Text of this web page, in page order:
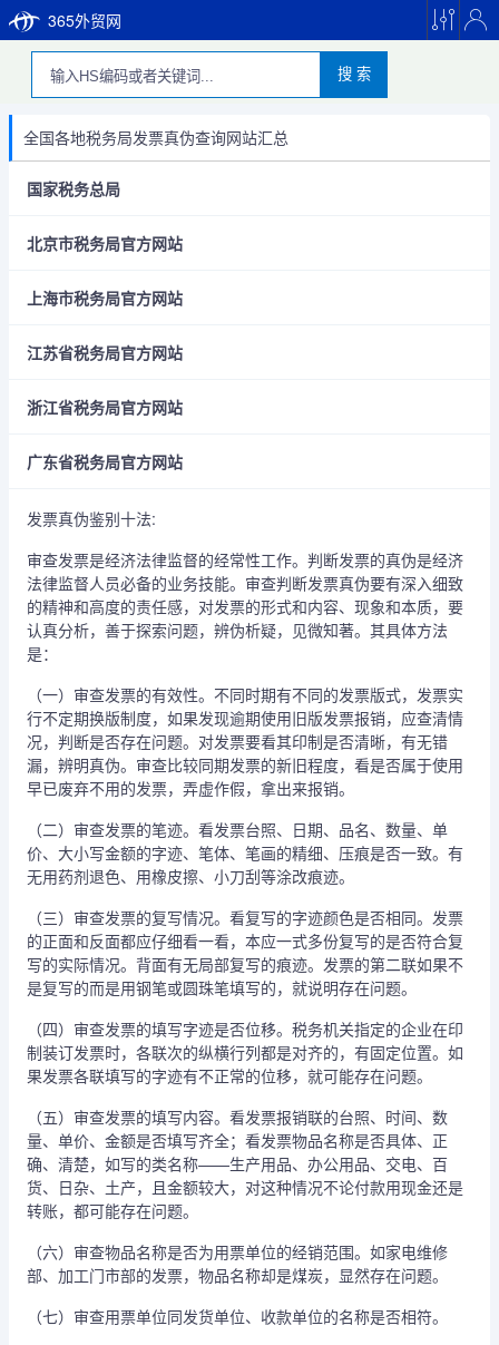
365外贸网
搜 索
全国各地税务局发票真伪查询网站汇总
国家税务总局
北京市税务局官方网站
上海市税务局官方网站
江苏省税务局官方网站
浙江省税务局官方网站
广东省税务局官方网站
发票真伪鉴别十法:
审查发票是经济法律监督的经常性工作。判断发票的真伪是经济
法律监督人员必备的业务技能。审查判断发票真伪要有深入细致
的精神和高度的责任感，对发票的形式和内容、现象和本质，要
认真分析，善于探索问题，辨伪析疑，见微知著。其具体方法
是：
（一）审查发票的有效性。不同时期有不同的发票版式，发票实
行不定期换版制度，如果发现逾期使用旧版发票报销，应查清情
况，判断是否存在问题。对发票要看其印制是否清晰，有无错
漏，辨明真伪。审查比较同期发票的新旧程度，看是否属于使用
早已废弃不用的发票，弄虚作假，拿出来报销。
（二）审查发票的笔迹。看发票台照、日期、品名、数量、单
价、大小写金额的字迹、笔体、笔画的精细、压痕是否一致。有
无用药剂退色、用橡皮擦、小刀刮等涂改痕迹。
（三）审查发票的复写情况。看复写的字迹颜色是否相同。发票
的正面和反面都应仔细看一看，本应一式多份复写的是否符合复
写的实际情况。背面有无局部复写的痕迹。发票的第二联如果不
是复写的而是用钢笔或圆珠笔填写的，就说明存在问题。
（四）审查发票的填写字迹是否位移。税务机关指定的企业在印
制装订发票时，各联次的纵横行列都是对齐的，有固定位置。如
果发票各联填写的字迹有不正常的位移，就可能存在问题。
（五）审查发票的填写内容。看发票报销联的台照、时间、数
量、单价、金额是否填写齐全；看发票物品名称是否具体、正
确、清楚，如写的类名称——生产用品、办公用品、交电、百
货、日杂、土产，且金额较大，对这种情况不论付款用现金还是
转账，都可能存在问题。
（六）审查物品名称是否为用票单位的经销范围。如家电维修
部、加工门市部的发票，物品名称却是煤炭，显然存在问题。
（七）审查用票单位同发货单位、收款单位的名称是否相符。